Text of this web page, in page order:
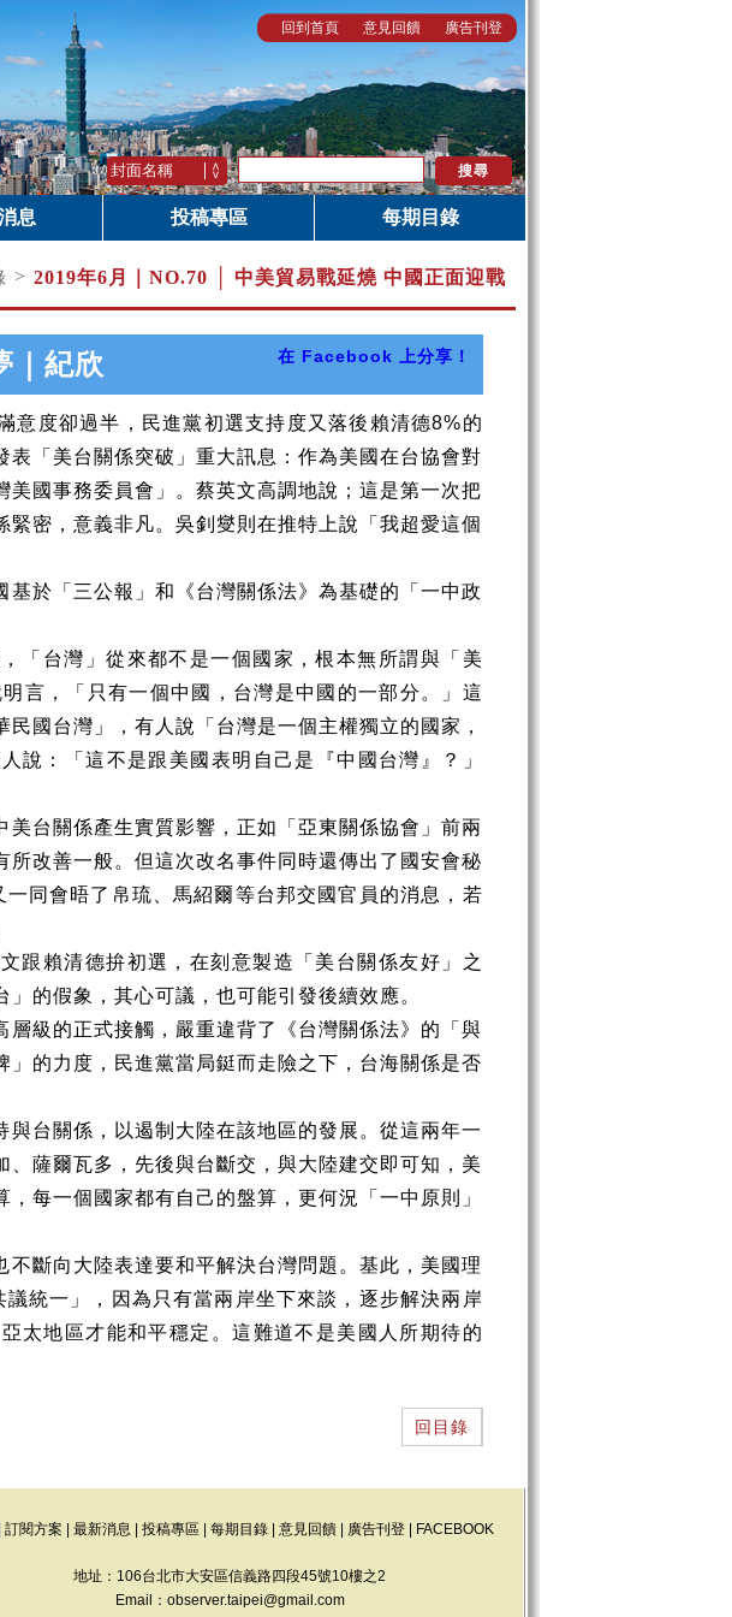
回到首頁 意見回饋 廣告刊登
息 投稿專區 每期目錄
> 2019年6月｜ NO.70 │ 中美貿易戰延燒 中國正面迎戰
｜紀欣 在 Facebook 上分享！
意度卻過半，民進黨初選支持度又落後賴清德8%的
「美台關係突破」重大訊息：作為美國在台協會對
國事務委員會」。蔡英文高調地說；這是第一次把
緊密，意義非凡。吳釗燮則在推特上說「我超愛這個
於「三公報」和《台灣關係法》為基礎的「一中政
「台灣」從來都不是一個國家，根本無所謂與「美
言，「只有一個中國，台灣是中國的一部分。」這
國台灣」，有人說「台灣是一個主權獨立的國家，
說：「這不是跟美國表明自己是『中國台灣』？」
台關係產生實質影響，正如「亞東關係協會」前兩
改善一般。但這次改名事件同時還傳出了國安會秘
同會晤了帛琉、馬紹爾等台邦交國官員的消息，若
跟賴清德拚初選，在刻意製造「美台關係友好」之
的假象，其心可議，也可能引發後續效應。
級的正式接觸，嚴重違背了《台灣關係法》的「與
的力度，民進黨當局鋌而走險之下，台海關係是否
台關係，以遏制大陸在該地區的發展。從這兩年一
薩爾瓦多，先後與台斷交，與大陸建交即可知，美
每一個國家都有自己的盤算，更何況「一中原則」
斷向大陸表達要和平解決台灣問題。基此，美國理
統一」，因為只有當兩岸坐下來談，逐步解決兩岸
太地區才能和平穩定。這難道不是美國人所期待的
回目錄
訂閱方案 最新消息 投稿專區 每期目錄 意見回饋 廣告刊登 FACEBOOK
地址：106台北市大安區信義路四段45號10樓之2
Email： observer.taipei@gmail.com